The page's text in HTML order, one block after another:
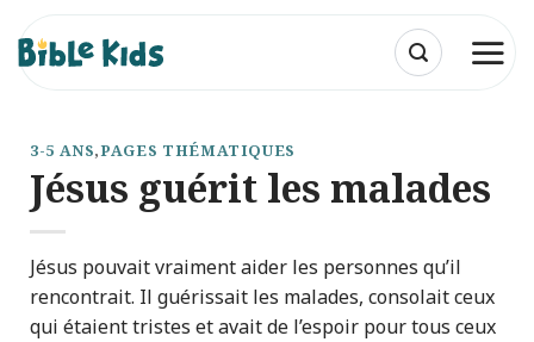
Passer
au
contenu
3-5 ANS,PAGES THÉMATIQUES
Jésus guérit les malades
Jésus pouvait vraiment aider les personnes qu’il
rencontrait. Il guérissait les malades, consolait ceux
qui étaient tristes et avait de l’espoir pour tous ceux